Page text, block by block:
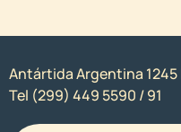
Antártida Argentina 1245
Tel (299) 449 5590 / 91